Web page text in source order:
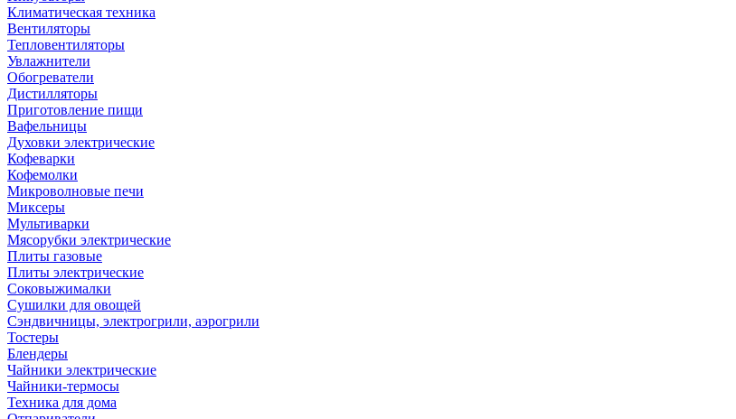
Климатическая техника
Вентиляторы
Тепловентиляторы
Увлажнители
Обогреватели
Дистилляторы
Приготовление пищи
Вафельницы
Духовки электрические
Кофеварки
Кофемолки
Микроволновые печи
Миксеры
Мультиварки
Мясорубки электрические
Плиты газовые
Плиты электрические
Соковыжималки
Сушилки для овощей
Сэндвичницы, электрогрили, аэрогрили
Тостеры
Блендеры
Чайники электрические
Чайники-термосы
Техника для дома